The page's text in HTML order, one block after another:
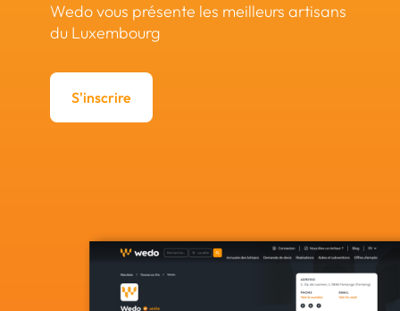
Wedo vous présente les meilleurs artisans
du Luxembourg
S'inscrire